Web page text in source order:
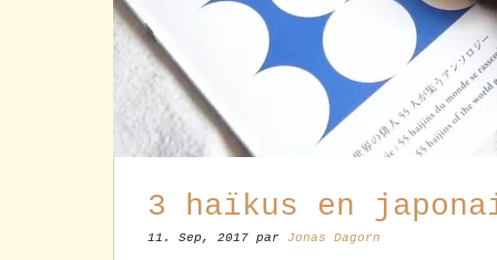
3 haïkus en
11. Sep, 2017 par Jonas Dagorn